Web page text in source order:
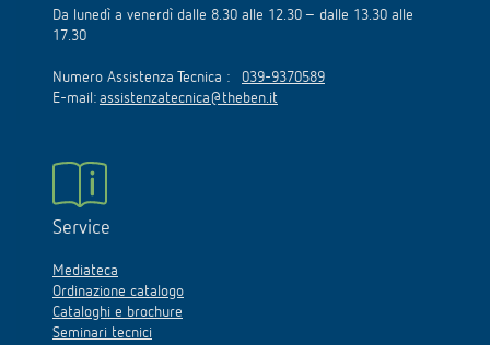
Da lunedì a venerdì dalle 8.30 alle 12.30 – dalle 13.30 alle
17.30
Numero Assistenza Tecnica : 039-9370589
E-mail: assistenzatecnica@theben.it
Service
Mediateca
Ordinazione catalogo
Cataloghi e brochure
Seminari tecnici